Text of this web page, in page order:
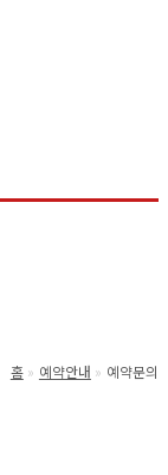
홈 예약안내 예약문의